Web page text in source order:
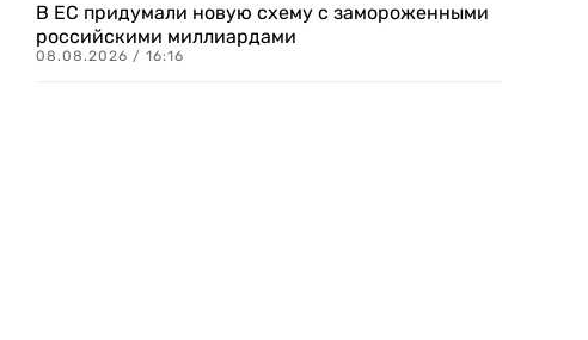
В ЕС придумали новую схему с замороженными
российскими миллиардами
08.08.2026 / 16:16